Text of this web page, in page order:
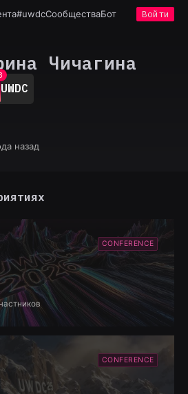
#uwdcСообществаБот Войти
Чичагина
UWDC
назад
CONFERENCE
CONFERENCE